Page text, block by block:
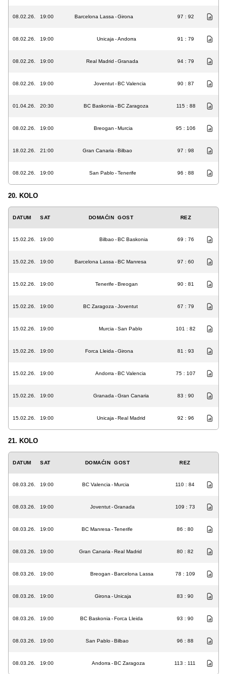
08.02.26. 19:00 Barcelona Lassa -Girona 97 : 92
08.02.26. 19:00 Unicaja -Andorra 91 : 79
08.02.26. 19:00 Real Madrid -Granada 94 : 79
08.02.26. 19:00 Joventut-BC Valencia 90 : 87
01.04.26. 20:30 BC Baskonia -BC Zaragoza 115 : 88
08.02.26. 19:00 Breogan -Murcia 95 : 106
18.02.26. 21:00 Gran Canaria -Bilbao 97 : 98
08.02.26. 19:00 San Pablo-Tenerife 96 : 88
20. KOLO
DATUM SAT DOMAĆIN GOST REZ
15.02.26. 19:00 Bilbao-BC Baskonia 69 : 76
15.02.26. 19:00 Barcelona Lassa -BC Manresa 97 : 60
15.02.26. 19:00 Tenerife -Breogan 90 : 81
15.02.26. 19:00 BC Zaragoza -Joventut 67 : 79
15.02.26. 19:00 Murcia -San Pablo 101 : 82
15.02.26. 19:00 Forca Lleida -Girona 81 : 93
15.02.26. 19:00 Andorra -BC Valencia 75 : 107
15.02.26. 19:00 Granada -Gran Canaria 83 : 90
15.02.26. 19:00 Unicaja -Real Madrid 92 : 96
21. KOLO
DATUM SAT DOMAĆIN GOST REZ
08.03.26. 19:00 BC Valencia -Murcia 110 : 84
08.03.26. 19:00 Joventut-Granada 109 : 73
08.03.26. 19:00 BC Manresa -Tenerife 86 : 80
08.03.26. 19:00 Gran Canaria -Real Madrid 80 : 82
08.03.26. 19:00 Breogan -Barcelona Lassa 78 : 109
08.03.26. 19:00 Girona -Unicaja 83 : 90
08.03.26. 19:00 BC Baskonia -Forca Lleida 93 : 90
08.03.26. 19:00 San Pablo-Bilbao 96 : 88
08.03.26. 19:00 Andorra -BC Zaragoza 113 : 111